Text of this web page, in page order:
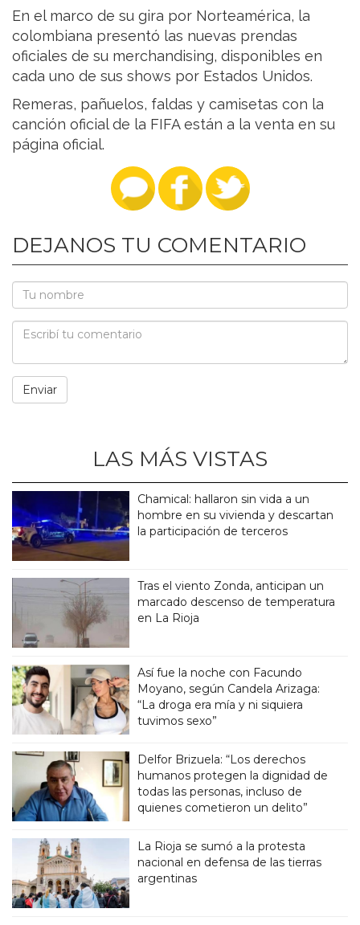
En el marco de su gira por Norteamérica, la
colombiana presentó las nuevas prendas
oficiales de su merchandising, disponibles en
cada uno de sus shows por Estados Unidos.
Remeras, pañuelos, faldas y camisetas con la
canción oficial de la FIFA están a la venta en su
página oficial.
DEJANOS TU COMENTARIO
LAS MÁS VISTAS
Chamical: hallaron sin vida a un
hombre en su vivienda y descartan
la participación de terceros
Tras el viento Zonda, anticipan un
marcado descenso de temperatura
en La Rioja
Así fue la noche con Facundo
Moyano, según Candela Arizaga:
“La droga era mía y ni siquiera
tuvimos sexo”
Delfor Brizuela: “Los derechos
humanos protegen la dignidad de
todas las personas, incluso de
quienes cometieron un delito”
La Rioja se sumó a la protesta
nacional en defensa de las tierras
argentinas